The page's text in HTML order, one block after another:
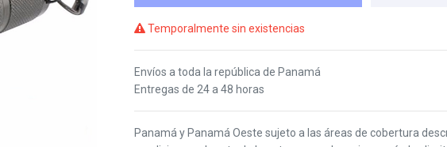
Temporalmente sin existencias
Envíos a toda la república de Panamá
Entregas de 24 a 48 horas
Panamá y Panamá Oeste sujeto a las áreas de cobertura